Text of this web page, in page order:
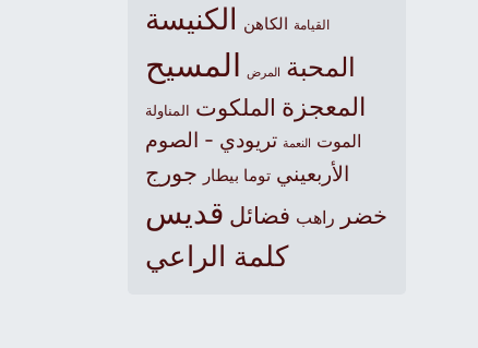
القيامة الكاهن الكنيسة
المحبة المرض المسيح
المعجزة الملكوت المناولة
الموت النعمة تريودي - الصوم
الأربعيني توما بيطار جورج
خضر راهب فضائل قديس
كلمة الراعي